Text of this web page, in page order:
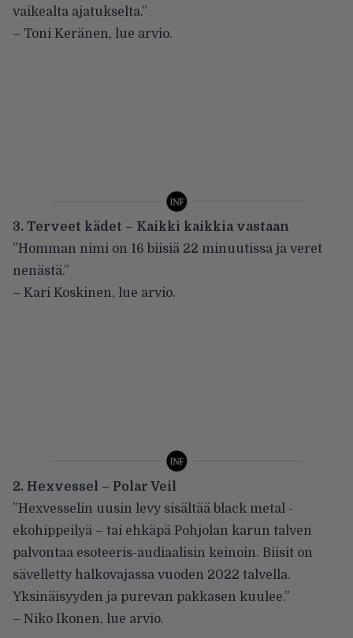
vaikealta ajatukselta.”
– Toni Keränen, lue arvio.
3. Terveet kädet – Kaikki kaikkia vastaan
”Homman nimi on 16 biisiä 22 minuutissa ja veret
nenästä.”
– Kari Koskinen, lue arvio.
2. Hexvessel – Polar Veil
”Hexvesselin uusin levy sisältää black metal -
ekohippeilyä – tai ehkäpä Pohjolan karun talven
palvontaa esoteeris-audiaalisin keinoin. Biisit on
sävelletty halkovajassa vuoden 2022 talvella.
Yksinäisyyden ja purevan pakkasen kuulee.”
– Niko Ikonen, lue arvio.